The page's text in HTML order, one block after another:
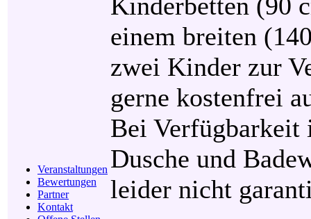
Veranstaltungen
Bewertungen
Partner
Kontakt
einem breiten
zwei Kinder zur
gerne kostenfrei
Bei Verfügbarkeit
Dusche und
leider nicht